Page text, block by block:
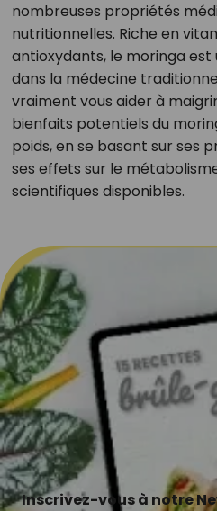
nombreuses propriétés
nutritionnelles. Riche en
antioxydants, le moringa est
dans la médecine
vraiment vous aider à
bienfaits potentiels du
poids, en se basant sur ses
ses effets sur le
scientifiques disponibles.
Inscrivez-vous à notre